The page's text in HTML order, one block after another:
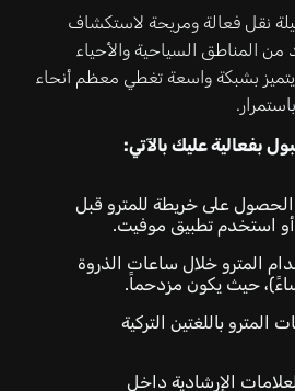
نقل فعالة ومريحة لاستكشاف
من المناطق السياحية والأحياء
يتميز بشبكة واسعة تغطي معظم أنحاء
بفعالية عليك بالآتي:
على خريطة للمترو قبل
أو استخدم تطبيق موفيت.
المترو خلال ساعات الذروة
حيث يكون مزدحماً.
المترو باللغتين التركية
الإرشادية داخل